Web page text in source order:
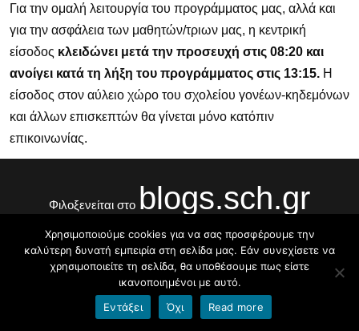
Για την ομαλή λειτουργία του προγράμματος μας, αλλά και
για την ασφάλεια των μαθητών/τριων μας, η κεντρική
είσοδος κλειδώνει μετά την προσευχή στις 08:20 και
ανοίγει κατά τη λήξη του προγράμματος στις 13:15. Η
είσοδος στον αύλειο χώρο του σχολείου γονέων-κηδεμόνων
και άλλων επισκεπτών θα γίνεται μόνο κατόπιν
επικοινωνίας.
Φιλοξενείται στο blogs.sch.gr
Όροι χρήσης blogs.sch.gr|Δήλωση προσβασιμότητας
Χρησιμοποιούμε cookies για να σας προσφέρουμε την
καλύτερη δυνατή εμπειρία στη σελίδα μας. Εάν συνεχίσετε να
χρησιμοποιείτε τη σελίδα, θα υποθέσουμε πως είστε
ικανοποιημένοι με αυτό.
Εντάξει
Όχι Read more